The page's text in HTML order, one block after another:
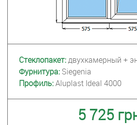
Стеклопакет:двухкамерный +
Фурнитура: Siegenia
Профиль:Aluplast Ideal 4000
5 725